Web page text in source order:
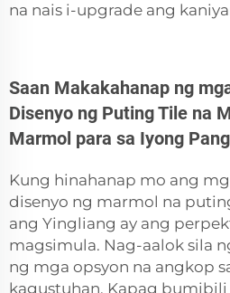
na nais i-upgrade ang
Saan Makakahanap ng
Disenyo ng Puting Tile na
Marmol para sa Iyong
Kung hinahanap mo ang
disenyo ng marmol na
ang Yingliang ay ang
magsimula. Nag-aalok sila
ng mga opsyon na angkop
kagustuhan. Kapag